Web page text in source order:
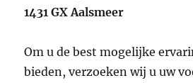
1431 GX Aalsmeer
Om u de best mogelijke
bieden, verzoeken wij u uw